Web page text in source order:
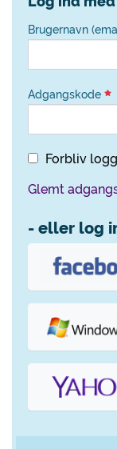
Brugernavn
Adgangskode
Forbliv
Glemt
- eller log